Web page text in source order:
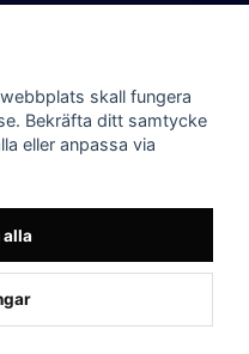
AB
skall fungera
Bekräfta ditt samtycke
eller anpassa via
alla